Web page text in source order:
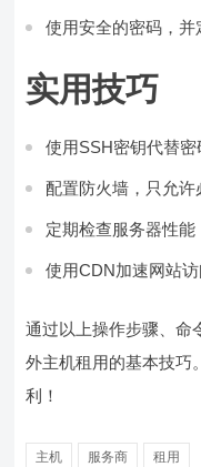
使用安全的密码，并
实用技巧
使用SSH密钥代替密
配置防火墙，只允许
定期检查服务器性能
使用CDN加速网站访
通过以上操作步骤、命
外主机租用的基本技巧
利！
主机 服务商 租用